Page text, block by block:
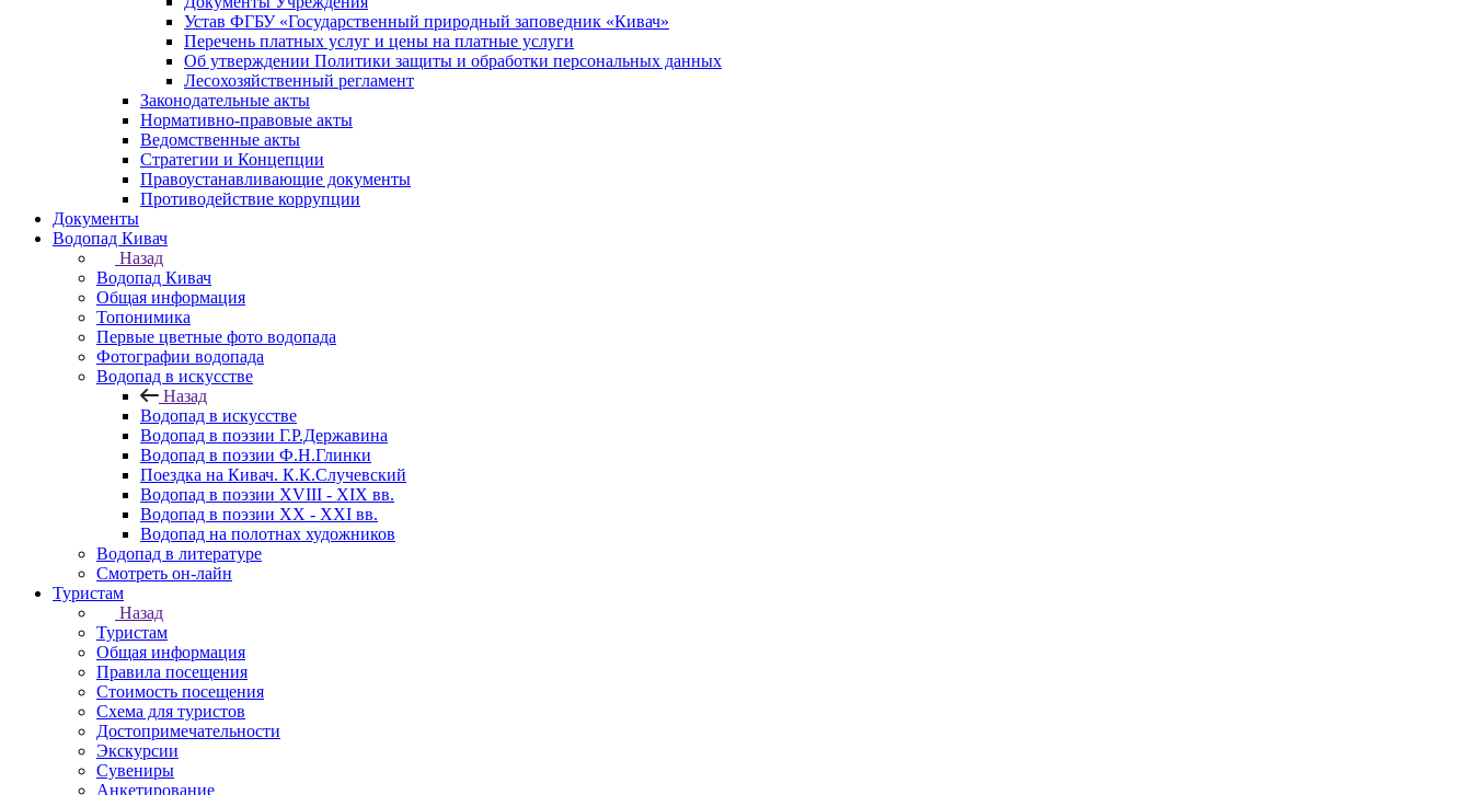
Устав ФГБУ «Государственный природный заповедник «Кивач»
Перечень платных услуг и цены на платные услуги
Об утверждении Политики защиты и обработки персональных данных
Лесохозяйственный регламент
Законодательные акты
Нормативно-правовые акты
Ведомственные акты
Стратегии и Концепции
Правоустанавливающие документы
Противодействие коррупции
Документы
Водопад Кивач
Назад
Водопад Кивач
Общая информация
Топонимика
Первые цветные фото водопада
Фотографии водопада
Водопад в искусстве
Назад
Водопад в искусстве
Водопад в поэзии Г.Р.Державина
Водопад в поэзии Ф.Н.Глинки
Поездка на Кивач. К.К.Случевский
Водопад в поэзии XVIII - XIX вв.
Водопад в поэзии XX - XXI вв.
Водопад на полотнах художников
Водопад в литературе
Смотреть он-лайн
Туристам
Назад
Туристам
Общая информация
Правила посещения
Стоимость посещения
Схема для туристов
Достопримечательности
Экскурсии
Сувениры
Анкетирование